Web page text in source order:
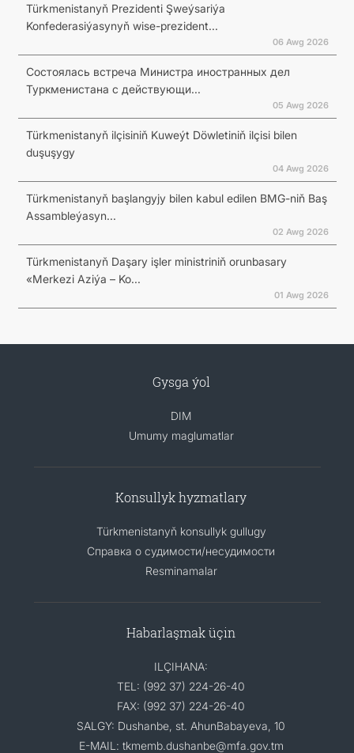
Türkmenistanyň Prezidenti Şweýsariýa
Konfederasiýasynyň wise-prezident...
06 Awg 2026
Состоялась встреча Министра иностранных дел
Туркменистана с действующи...
05 Awg 2026
Türkmenistanyň ilçisiniň Kuweýt Döwletiniň ilçisi bilen
duşuşygy
04 Awg 2026
Türkmenistanyň başlangyjy bilen kabul edilen BMG-niň Baş
Assambleýasyn...
02 Awg 2026
Türkmenistanyň Daşary işler ministriniň orunbasary
«Merkezi Aziýa – Ko...
01 Awg 2026
Gysga ýol
DIM
Umumy maglumatlar
Konsullyk hyzmatlary
Türkmenistanyň konsullyk gullugy
Справка о судимости/несудимости
Resminamalar
Habarlaşmak üçin
ILÇIHANA:
TEL: (992 37) 224-26-40
FAX: (992 37) 224-26-40
SALGY: Dushanbe, st. AhunBabayeva, 10
E-MAIL: tkmemb.dushanbe@mfa.gov.tm